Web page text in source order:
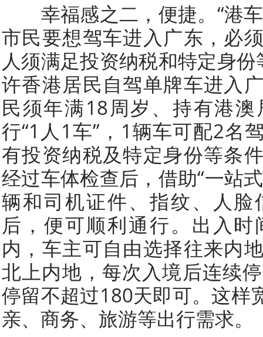
幸福感之二，便捷。“港车
市民要想驾车进入广东，必
人须满足投资纳税和特定身
许香港居民自驾单牌车进入
民须年满18周岁、持有港
行“1人1车”，1辆车可配2名
有投资纳税及特定身份等条
经过车体检查后，借助“一站
辆和司机证件、指纹、人
后，便可顺利通行。出入
内，车主可自由选择往来内
北上内地，每次入境后连续
停留不超过180天即可。这样
亲、商务、旅游等出行需求。